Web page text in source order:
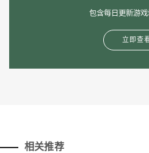
包含每日更新游
立即查
相关推荐